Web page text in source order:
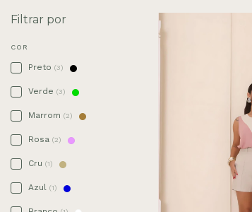
Filtrar por
COR
Preto (3)
Verde (3)
Marrom (2)
Rosa (2)
Cru (1)
Azul (1)